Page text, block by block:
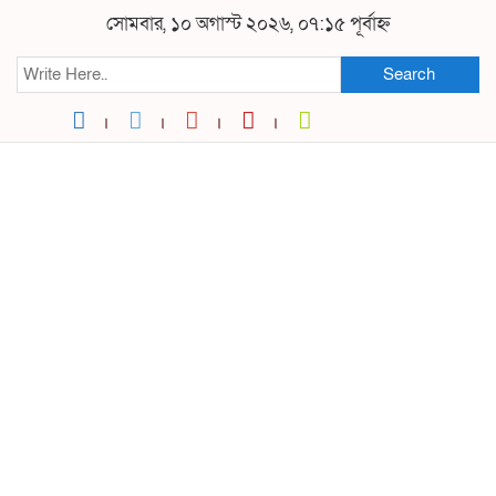
সোমবার, ১০ অগাস্ট ২০২৬, ০৭:১৫ পূর্বাহ্ন
Search